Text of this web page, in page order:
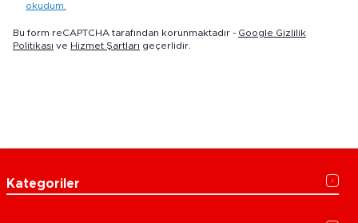
okudum.
Bu form reCAPTCHA tarafından korunmaktadır - Google Gizlilik
Politikası ve Hizmet Şartları geçerlidir.
Kategoriler